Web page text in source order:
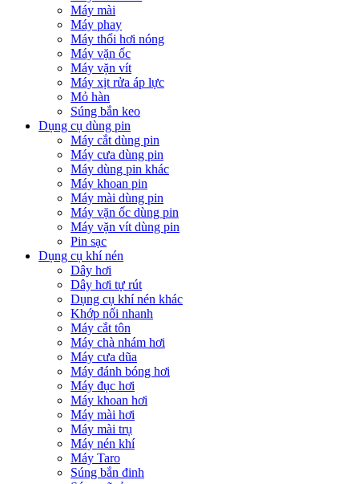
Máy mài
Máy phay
Máy thổi hơi nóng
Máy vặn ốc
Máy vặn vít
Máy xịt rửa áp lực
Mỏ hàn
Súng bắn keo
Dụng cụ dùng pin
Máy cắt dùng pin
Máy cưa dùng pin
Máy dùng pin khác
Máy khoan pin
Máy mài dùng pin
Máy vặn ốc dùng pin
Máy vặn vít dùng pin
Pin sạc
Dụng cụ khí nén
Dây hơi
Dây hơi tự rút
Dụng cụ khí nén khác
Khớp nối nhanh
Máy cắt tôn
Máy chà nhám hơi
Máy cưa dũa
Máy đánh bóng hơi
Máy đục hơi
Máy khoan hơi
Máy mài hơi
Máy mài trụ
Máy nén khí
Máy Taro
Súng bắn đinh